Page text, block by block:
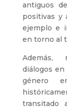
antiguos
positivas y
ejemplo e
en torno al
Además,
diálogos
género
transitado